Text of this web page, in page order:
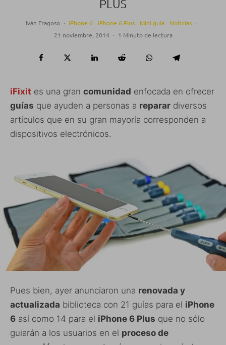
PLUS
Iván Fragoso · iPhone 6 iPhone 6 Plus Mini guía Noticias ·
21 noviembre, 2014 · 1 Minuto de lectura
iFixit es una gran comunidad enfocada en ofrecer
guías que ayuden a personas a reparar diversos
artículos que en su gran mayoría corresponden a
dispositivos electrónicos.
Pues bien, ayer anunciaron una renovada y
actualizada biblioteca con 21 guías para el iPhone
6 así como 14 para el iPhone 6 Plus que no sólo
guiarán a los usuarios en el proceso de